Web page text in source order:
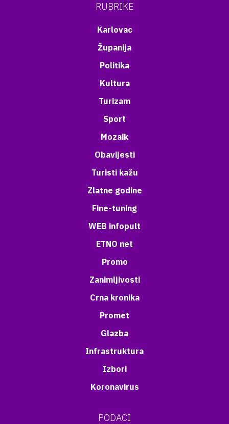
RUBRIKE
Karlovac
Županija
Politika
Kultura
Turizam
Sport
Mozaik
Obavijesti
Turisti kažu
Zlatne godine
Fine-tuning
WEB infopult
ETNO net
Promo
Zanimljivosti
Crna kronika
Promet
Glazba
Infrastruktura
Izbori
Koronavirus
PODACI